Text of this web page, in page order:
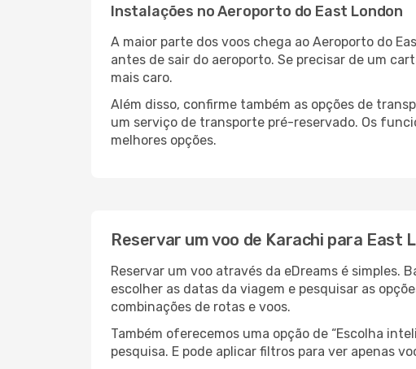
Instalações no Aeroporto do East London
A maior parte dos voos chega ao Aeroporto do
antes de sair do aeroporto. Se precisar de um
mais caro.
Além disso, confirme também as opções de
um serviço de transporte pré-reservado. Os
melhores opções.
Reservar um voo de Karachi para East
Reservar um voo através da eDreams é simples.
escolher as datas da viagem e pesquisar as
combinações de rotas e voos.
Também oferecemos uma opção de “Escolha
pesquisa. E pode aplicar filtros para ver apenas